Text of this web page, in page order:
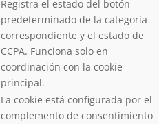
Registra el estado del botón
predeterminado de la categoría
correspondiente y el estado de
CCPA. Funciona solo en
coordinación con la cookie
principal.
La cookie está configurada por el
complemento de consentimiento